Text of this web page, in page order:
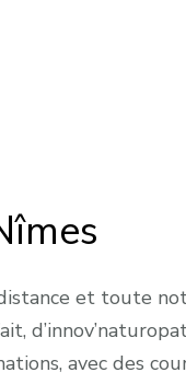
et toute
avec des